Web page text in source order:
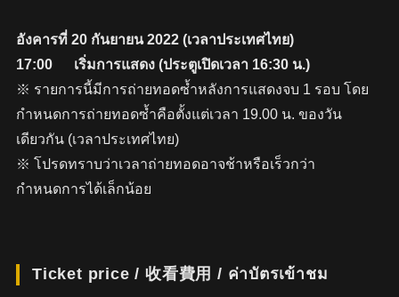
อังคารที่ 20 กันยายน 2022 (เวลาประเทศไทย)
17:00 เริ่มการแสดง (ประตูเปิดเวลา 16:30 น.)
※ รายการนี้มีการถ่ายทอดซ้ำหลังการแสดงจบ 1 รอบ โดย
กำหนดการถ่ายทอดซ้ำคือตั้งแต่เวลา 19.00 น. ของวัน
เดียวกัน (เวลาประเทศไทย)
※ โปรดทราบว่าเวลาถ่ายทอดอาจช้าหรือเร็วกว่า
กำหนดการได้เล็กน้อย
Ticket price / 收看費用 / ค่าบัตรเข้าชม